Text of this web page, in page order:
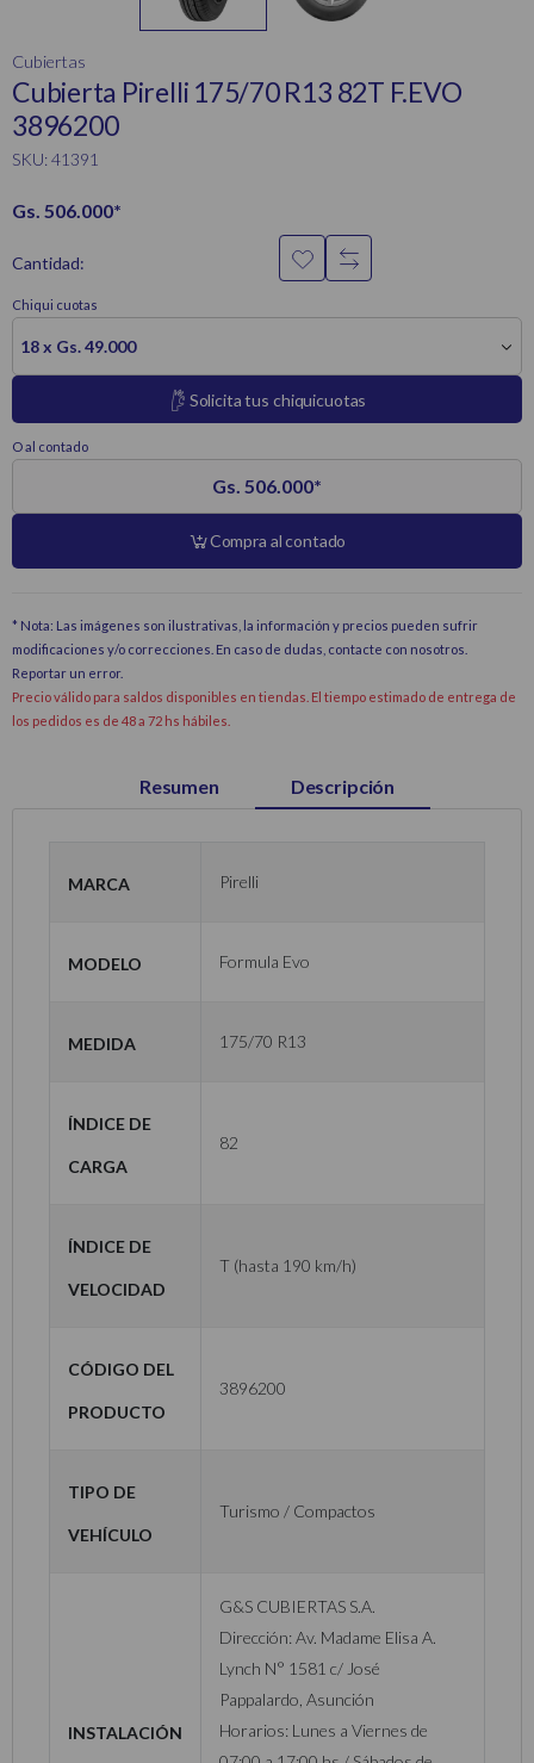
Cubiertas
Cubierta Pirelli 175/70 R13 82T F.EVO
3896200
SKU: 41391
Gs. 506.000*
Cantidad:
Chiqui cuotas
18 x Gs. 49.000
Solicita tus chiquicuotas
O al contado
Gs. 506.000*
Compra al contado
* Nota: Las imágenes son ilustrativas, la información y precios pueden sufrir
modificaciones y/o correcciones. En caso de dudas, contacte con nosotros.
Reportar un error.
Precio válido para saldos disponibles en tiendas. El tiempo estimado de entrega de
los pedidos es de 48 a 72 hs hábiles.
Resumen Descripción
Marca Pirelli
Modelo Formula Evo
Medida 175/70 R13
Índice de
carga
82
Índice de
velocidad
T (hasta 190 km/h)
Código del
producto
3896200
Tipo de
vehículo
Turismo / Compactos
Instalación
G&S CUBIERTAS S.A.
Dirección: Av. Madame Elisa A.
Lynch N° 1581 c/ José
Pappalardo, Asunción
Horarios: Lunes a Viernes de